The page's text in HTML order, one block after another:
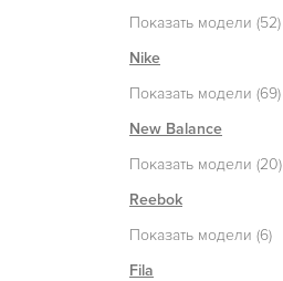
Показать модели (52)
Nike
Показать модели (69)
New Balance
Показать модели (20)
Reebok
Показать модели (6)
Fila